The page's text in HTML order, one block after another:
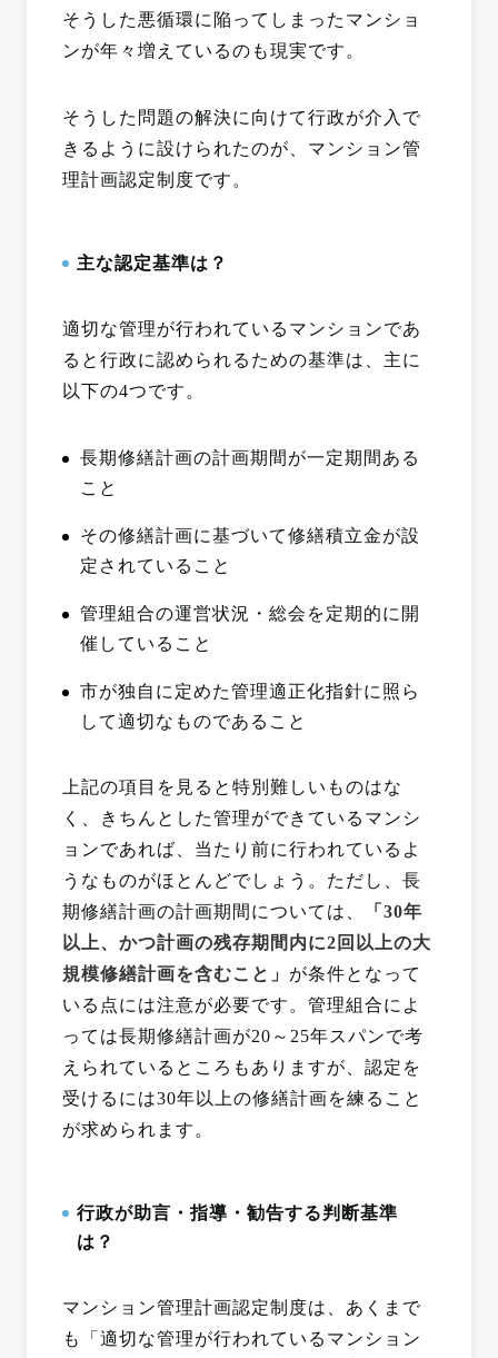
そうした悪循環に陥ってしまったマンショ
ンが年々増えているのも現実です。
そうした問題の解決に向けて行政が介入で
きるように設けられたのが、マンション管
理計画認定制度です。
主な認定基準は？
適切な管理が行われているマンションであ
ると行政に認められるための基準は、主に
以下の4つです。
長期修繕計画の計画期間が一定期間ある
こと
その修繕計画に基づいて修繕積立金が設
定されていること
管理組合の運営状況・総会を定期的に開
催していること
市が独自に定めた管理適正化指針に照ら
して適切なものであること
上記の項目を見ると特別難しいものはな
く、きちんとした管理ができているマンシ
ョンであれば、当たり前に行われているよ
うなものがほとんどでしょう。ただし、長
期修繕計画の計画期間については、
「30年
以上、かつ計画の残存期間内に2回以上の大
規模修繕計画を含むこと」 が条件となって
いる点には注意が必要です。管理組合によ
っては長期修繕計画が20～25年スパンで考
えられているところもありますが、認定を
受けるには30年以上の修繕計画を練ること
が求められます。
行政が助言・指導・勧告する判断基準
は？
マンション管理計画認定制度は、あくまで
も「適切な管理が行われているマンション